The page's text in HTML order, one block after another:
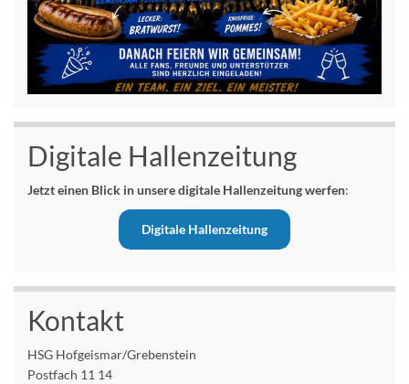
Digitale Hallenzeitung
Jetzt einen Blick in unsere digitale Hallenzeitung werfen:
Digitale Hallenzeitung
Kontakt
HSG Hofgeismar/Grebenstein
Postfach 11 14